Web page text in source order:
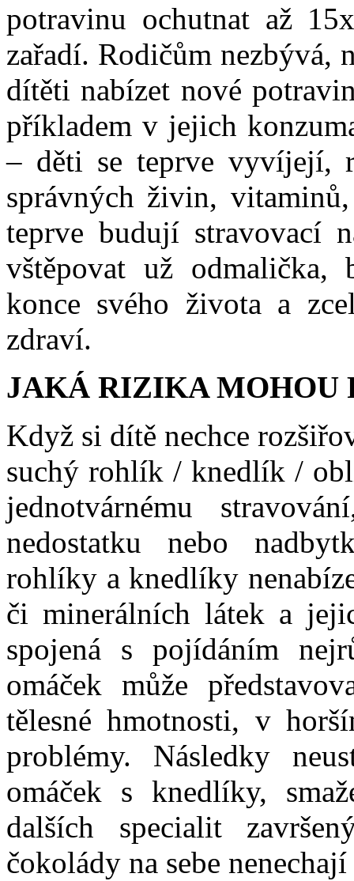
potravinu ochutnat až
zařadí. Rodičům nezbývá,
dítěti nabízet nové
příkladem v jejich
– děti se teprve vyvíjejí,
správných živin,
teprve budují stravovací
vštěpovat už
konce svého života a
zdraví.
JAKÁ RIZIKA MOHOU
Když si dítě nechce
suchý rohlík / knedlík /
jednotvárnému
nedostatku nebo
rohlíky a knedlíky
či minerálních látek a
spojená s pojídáním
omáček může
tělesné hmotnosti, v
problémy. Následky
omáček s knedlíky,
dalších specialit
čokolády na sebe